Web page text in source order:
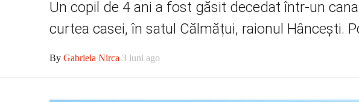
Un copil de 4 ani a fost găsit decedat într-un
curtea casei, în satul Călmățui, raionul Hâncești.
By Gabriela Nirca 3 luni ago